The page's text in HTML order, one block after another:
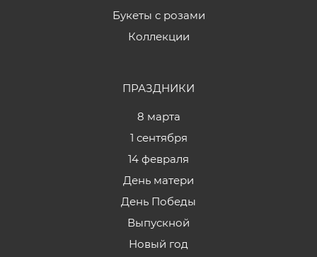
Букеты с розами
Коллекции
ПРАЗДНИКИ
8 марта
1 сентября
14 февраля
День матери
День Победы
Выпускной
Новый год